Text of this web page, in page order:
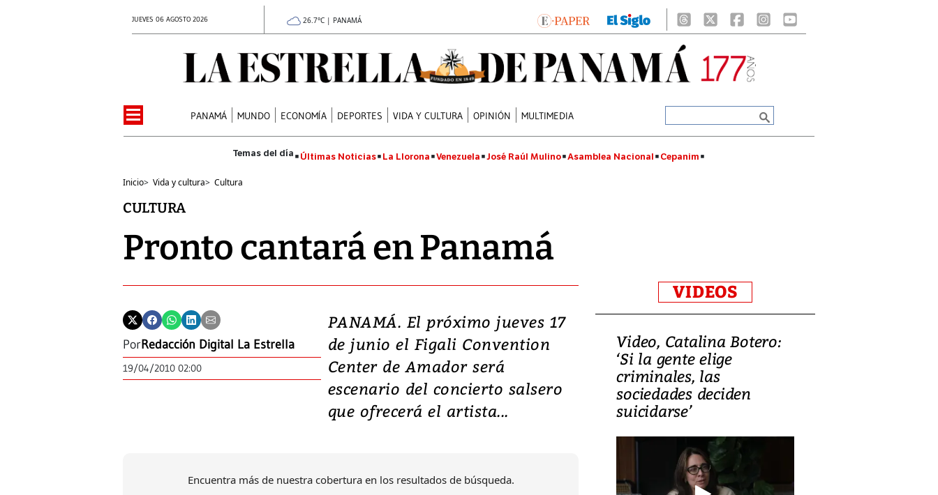
JUEVES 06 AGOSTO 2026 26.7°C | PANAMÁ
PANAMÁ MUNDO ECONOMÍA DEPORTES VIDA Y CULTURA OPINIÓN MULTIMEDIA
Últimas Noticias La Llorona Venezuela José Raúl Mulino Asamblea Nacional Cepanim
Inicio> Vida y cultura> Cultura
CULTURA
Pronto cantará en Panamá
PorRedacción Digital La Estrella
19/04/2010 02:00
PANAMÁ. El próximo jueves 17
de junio el Figali Convention
Center de Amador será
escenario del concierto salsero
que ofrecerá el artista...
Encuentra más de nuestra cobertura en los resultados de búsqueda.
VIDEOS
Video, Japón: Terremoto
deja heridos y graves
daños en Kumamoto
Video, Catalina Botero:
‘Si la gente elige
criminales, las
sociedades deciden
suicidarse’